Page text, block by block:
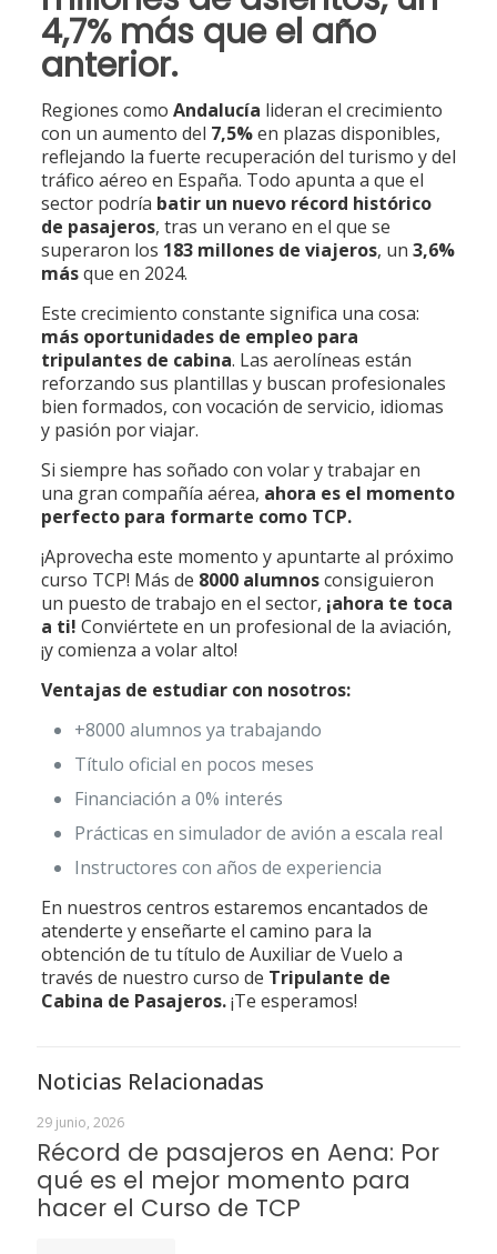
4,7% másque el año
anterior.
Regiones como Andalucía lideran el crecimiento
con un aumento del 7,5%en plazas disponibles,
reflejando la fuerte recuperación del turismo y del
tráfico aéreo en España. Todo apunta a que el
sector podría batir un nuevo récord histórico
de pasajeros, tras un verano en el que se
superaron los 183 millones de viajeros, un 3,6%
másque en 2024.
Este crecimiento constante significa una cosa:
más oportunidades de empleo para
tripulantes de cabina. Las aerolíneas están
reforzando sus plantillas y buscan profesionales
bien formados, con vocación de servicio, idiomas
y pasión por viajar.
Si siempre has soñado con volar y trabajar en
una gran compañía aérea, ahora es el momento
perfecto para formarte como TCP.
¡Aprovecha este momento y apuntarte al próximo
curso TCP! Más de 8000 alumnosconsiguieron
un puesto de trabajo en el sector, ¡ahora te toca
a ti! Conviértete en un profesional de la aviación,
¡y comienza a volar alto!
Ventajas de estudiar con nosotros:
+8000 alumnos ya trabajando
Título oficial en pocos meses
Financiación a 0% interés
Prácticas en simulador de avión a escala real
Instructores con años de experiencia
En nuestros centros estaremos encantados de
atenderte y enseñarte el camino para la
obtención de tu título de Auxiliar de Vuelo a
través de nuestro curso de Tripulante de
Cabina de Pasajeros.¡Te esperamos!
Noticias Relacionadas
29 junio, 2026
Récord de pasajeros en Aena: Por
qué es el mejor momento para
hacer el Curso de TCP